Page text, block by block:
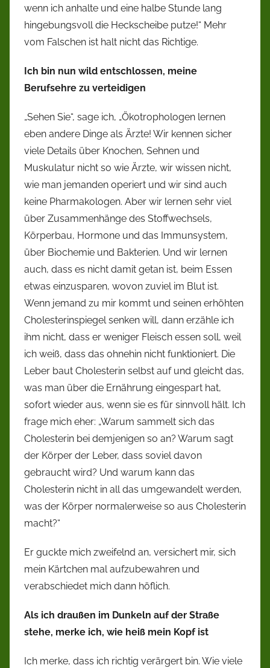
wenn ich anhalte und eine halbe Stunde lang
hingebungsvoll die Heckscheibe putze!“ Mehr
vom Falschen ist halt nicht das Richtige.
Ich bin nun wild entschlossen, meine
Berufsehre zu verteidigen
„Sehen Sie“, sage ich, „Ökotrophologen lernen
eben andere Dinge als Ärzte! Wir kennen sicher
viele Details über Knochen, Sehnen und
Muskulatur nicht so wie Ärzte, wir wissen nicht,
wie man jemanden operiert und wir sind auch
keine Pharmakologen. Aber wir lernen sehr viel
über Zusammenhänge des Stoffwechsels,
Körperbau, Hormone und das Immunsystem,
über Biochemie und Bakterien. Und wir lernen
auch, dass es nicht damit getan ist, beim Essen
etwas einzusparen, wovon zuviel im Blut ist.
Wenn jemand zu mir kommt und seinen erhöhten
Cholesterinspiegel senken will, dann erzähle ich
ihm nicht, dass er weniger Fleisch essen soll, weil
ich weiß, dass das ohnehin nicht funktioniert. Die
Leber baut Cholesterin selbst auf und gleicht das,
was man über die Ernährung eingespart hat,
sofort wieder aus, wenn sie es für sinnvoll hält. Ich
frage mich eher: „Warum sammelt sich das
Cholesterin bei demjenigen so an? Warum sagt
der Körper der Leber, dass soviel davon
gebraucht wird? Und warum kann das
Cholesterin nicht in all das umgewandelt werden,
was der Körper normalerweise so aus Cholesterin
macht?“
Er guckte mich zweifelnd an, versichert mir, sich
mein Kärtchen mal aufzubewahren und
verabschiedet mich dann höflich.
Als ich draußen im Dunkeln auf der Straße
stehe, merke ich, wie heiß mein Kopf ist
Ich merke, dass ich richtig verärgert bin. Wie viele